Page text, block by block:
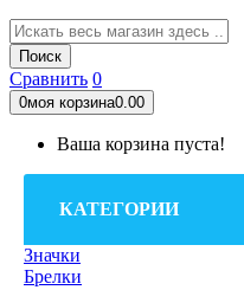
Поиск
Сравнить 0
0моя корзина0.00
Ваша корзина пуста!
КАТЕГОРИИ
Значки
Брелки